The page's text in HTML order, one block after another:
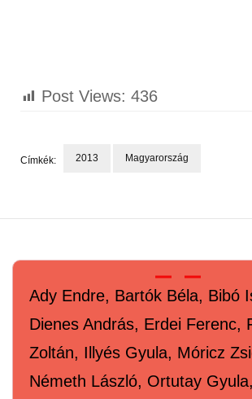
Post Views: 436
Címkék: 2013 Magyarország
navigációja
Ady Endre, Bartók Béla, Bibó
Dienes András, Erdei Ferenc,
Zoltán, Illyés Gyula, Móricz
Németh László, Ortutay